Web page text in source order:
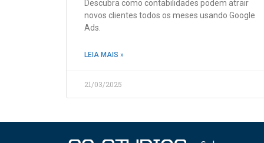
Descubra como contabilidades podem atrair
novos clientes todos os meses usando Google
Ads.
LEIA MAIS »
21/03/2025